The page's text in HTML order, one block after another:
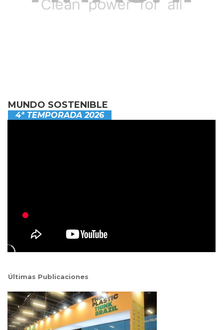
MUNDO SOSTENIBLE
4ª TEMPORADA 2026
Últimas Publicaciones